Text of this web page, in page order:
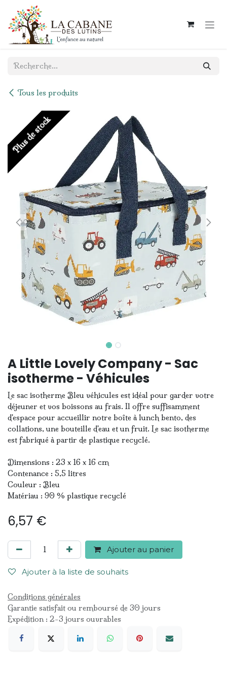
Se rendre au contenu
Tous les produits
Plus de stock
A Little Lovely Company - Sac
isotherme - Véhicules
Le sac isotherme Bleu véhicules est idéal pour garder votre
déjeuner et vos boissons au frais. Il offre suffisamment
d'espace pour accueillir notre boîte à lunch bento, des
collations, une bouteille d'eau et un fruit. Le sac isotherme
est fabriqué à partir de plastique recyclé.
Dimensions : 23 x 16 x 16 cm
Contenance : 5,5 litres
Couleur : Bleu
Matériau : 90 % plastique recyclé
6,57 €
Ajouter au panier
Ajouter à la liste de souhaits
Conditions générales
Garantie satisfait ou remboursé de 30 jours
Expédition : 2-3 jours ouvrables